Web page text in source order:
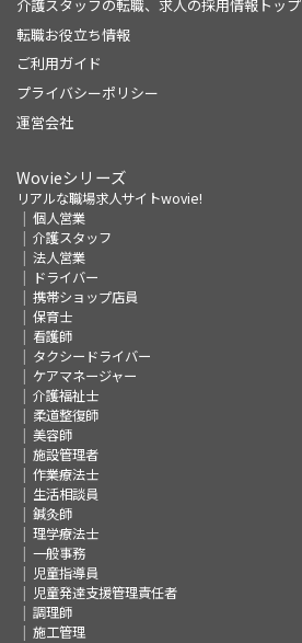
介護スタッフの転職、求人の採用情報トップ
転職お役立ち情報
ご利用ガイド
プライバシーポリシー
運営会社
Wovieシリーズ
リアルな職場求人サイトwovie!
個人営業
介護スタッフ
法人営業
ドライバー
携帯ショップ店員
保育士
看護師
タクシードライバー
ケアマネージャー
介護福祉士
柔道整復師
美容師
施設管理者
作業療法士
生活相談員
鍼灸師
理学療法士
一般事務
児童指導員
児童発達支援管理責任者
調理師
施工管理